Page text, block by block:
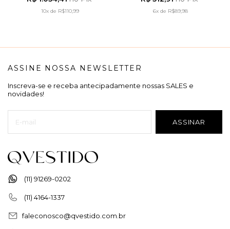
AZUL - ARTSY
10xde R$110,99
TITANIUM JEANS
6xde R$89,98
(11) 91269-0202
(11) 4164-1337
faleconosco@qvestido.com.br
ASSINE NOSSA NEWSLETTER
Inscreva-se e receba antecipadamente nossas SALES e
novidades!